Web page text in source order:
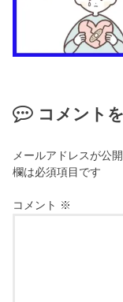
コメント
メールアドレスが公
欄は必須項目です
コメント ※